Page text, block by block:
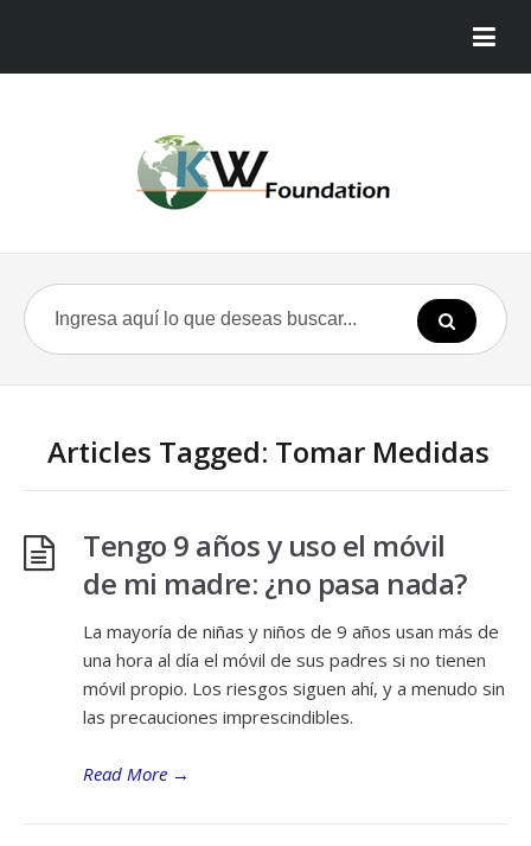
Articles Tagged: Tomar Medidas
Tengo 9 años y uso el móvil
de mi madre: ¿no pasa nada?
La mayoría de niñas y niños de 9 años usan más de
una hora al día el móvil de sus padres si no tienen
móvil propio. Los riesgos siguen ahí, y a menudo sin
las precauciones imprescindibles.
Read More →